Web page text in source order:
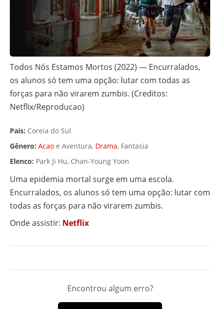
Todos Nós Estamos Mortos (2022) — Encurralados,
os alunos só tem uma opção: lutar com todas as
forças para não virarem zumbis. (Creditos:
Netflix/Reproducao)
País: Coreia do Sul
Gênero: Acao e Aventura, Drama, Fantasia
Elenco: Park Ji Hu, Chan-Young Yoon
Uma epidemia mortal surge em uma escola.
Encurralados, os alunos só tem uma opção: lutar com
todas as forças para não virarem zumbis.
Onde assistir: Netflix
Encontrou algum erro?